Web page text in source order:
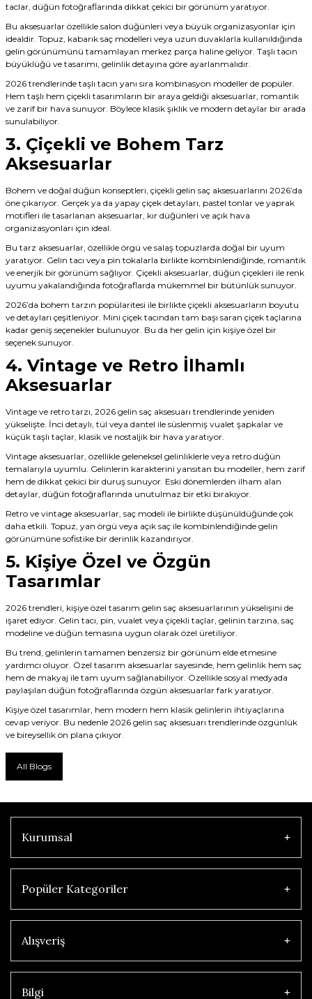
taclar, düğün fotoğraflarında dikkat çekici bir görünüm yaratıyor.
Bu aksesuarlar özellikle salon düğünleri veya büyük organizasyonlar için
idealdir. Topuz, kabarık saç modelleri veya uzun duvaklarla kullanıldığında
gelin görünümünü tamamlayan merkez parça haline geliyor. Taşlı tacın
büyüklüğü ve tasarımı, gelinlik detayına göre ayarlanmalıdır.
2026 trendlerinde taşlı tacın yanı sıra kombinasyon modeller de popüler.
Hem taşlı hem çiçekli tasarımların bir araya geldiği aksesuarlar, romantik
ve zarif bir hava sunuyor. Böylece klasik şıklık ve modern detaylar bir arada
sunulabiliyor.
3. Çiçekli ve Bohem Tarz
Aksesuarlar
Bohem ve doğal düğün konseptleri, çiçekli gelin saç aksesuarlarını 2026’da
öne çıkarıyor. Gerçek ya da yapay çiçek detayları, pastel tonlar ve yaprak
motifleri ile tasarlanan aksesuarlar, kır düğünleri ve açık hava
organizasyonları için ideal.
Bu tarz aksesuarlar, özellikle örgü ve salaş topuzlarda doğal bir uyum
yaratıyor. Gelin tacı veya pin tokalarla birlikte kombinlendiğinde, romantik
ve enerjik bir görünüm sağlıyor. Çiçekli aksesuarlar, düğün çiçekleri ile renk
uyumu yakalandığında fotoğraflarda mükemmel bir bütünlük sunuyor.
2026’da bohem tarzın popülaritesi ile birlikte çiçekli aksesuarların boyutu
ve detayları çeşitleniyor. Mini çiçek tacından tam başı saran çiçek taçlarına
kadar geniş seçenekler bulunuyor. Bu da her gelin için kişiye özel bir
seçenek sunuyor.
4. Vintage ve Retro İlhamlı
Aksesuarlar
Vintage ve retro tarzı, 2026 gelin saç aksesuarı trendlerinde yeniden
yükselişte. İnci detaylı, tül veya dantel ile süslenmiş vualet şapkalar ve
küçük taşlı taçlar, klasik ve nostaljik bir hava yaratıyor.
Vintage aksesuarlar, özellikle geleneksel gelinliklerle veya retro düğün
temalarıyla uyumlu. Gelinlerin karakterini yansıtan bu modeller, hem zarif
hem de dikkat çekici bir duruş sunuyor. Eski dönemlerden ilham alan
detaylar, düğün fotoğraflarında unutulmaz bir etki bırakıyor.
Retro ve vintage aksesuarlar, saç modeli ile birlikte düşünüldüğünde çok
daha etkili. Topuz, yan örgü veya açık saç ile kombinlendiğinde gelin
görünümüne sofistike bir derinlik kazandırıyor.
5. Kişiye Özel ve Özgün
Tasarımlar
2026 trendleri, kişiye özel tasarım gelin saç aksesuarlarının yükselişini de
işaret ediyor. Gelin tacı, pin, vualet veya çiçekli taçlar, gelinin tarzına, saç
modeline ve düğün temasına uygun olarak özel üretiliyor.
Bu trend, gelinlerin tamamen benzersiz bir görünüm elde etmesine
yardımcı oluyor. Özel tasarım aksesuarlar sayesinde, hem gelinlik hem saç
hem de makyaj ile tam uyum sağlanabiliyor. Özellikle sosyal medyada
paylaşılan düğün fotoğraflarında özgün aksesuarlar fark yaratıyor.
Kişiye özel tasarımlar, hem modern hem klasik gelinlerin ihtiyaçlarına
cevap veriyor. Bu nedenle 2026 gelin saç aksesuarı trendlerinde özgünlük
ve bireysellik ön plana çıkıyor.
All Blogs
Kurumsal
Popüler Kategoriler
Alışveriş
Bilgi